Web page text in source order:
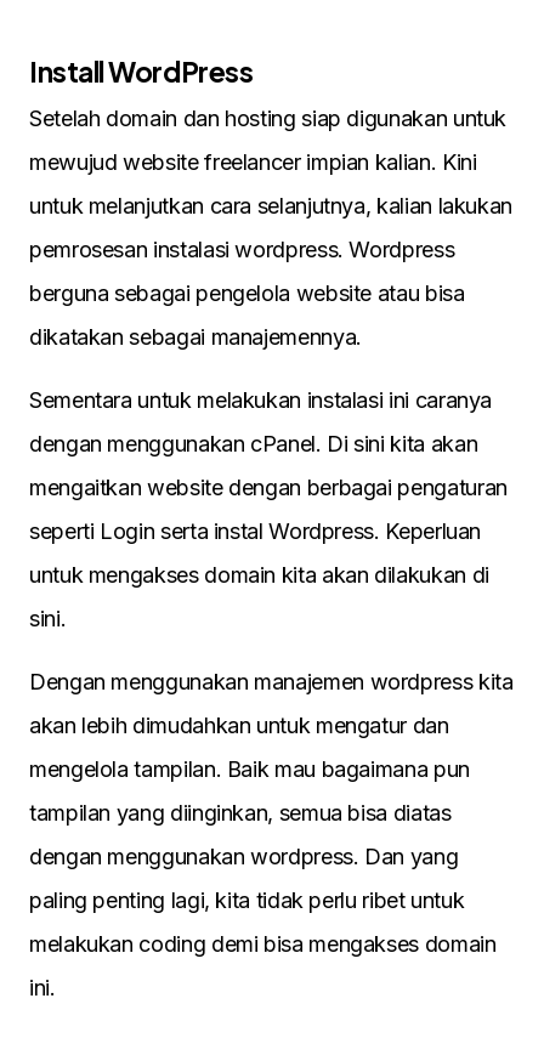
Install WordPress
Setelah domain dan hosting siap digunakan untuk
mewujud website freelancer impian kalian. Kini
untuk melanjutkan cara selanjutnya, kalian lakukan
pemrosesan instalasi wordpress. Wordpress
berguna sebagai pengelola website atau bisa
dikatakan sebagai manajemennya.
Sementara untuk melakukan instalasi ini caranya
dengan menggunakan cPanel. Di sini kita akan
mengaitkan website dengan berbagai pengaturan
seperti Login serta instal Wordpress. Keperluan
untuk mengakses domain kita akan dilakukan di
sini.
Dengan menggunakan manajemen wordpress kita
akan lebih dimudahkan untuk mengatur dan
mengelola tampilan. Baik mau bagaimana pun
tampilan yang diinginkan, semua bisa diatas
dengan menggunakan wordpress. Dan yang
paling penting lagi, kita tidak perlu ribet untuk
melakukan coding demi bisa mengakses domain
ini.